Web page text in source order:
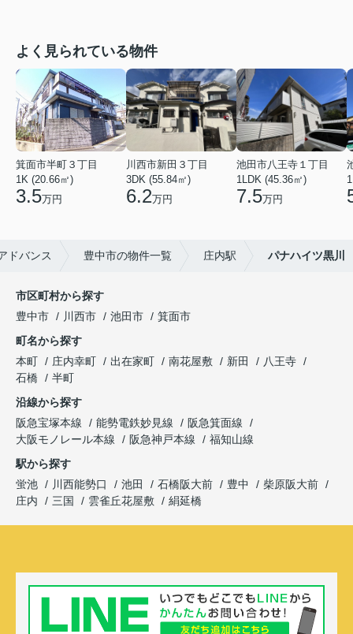
よく見られている物件
箕面市半町３丁目
1K (20.66㎡)
3.5万円
川西市新田３丁目
3DK (55.84㎡)
6.2万円
池田市八王寺１丁目
1LDK (45.36㎡)
7.5万円
ドバンス 豊中市の物件一覧 庄内駅 パナハイツ黒川
市区町村から探す
豊中市
川西市 池田市
箕面市
町名から探す
本町
庄内幸町 出在家町 南花屋敷 新田
八王寺
石橋
半町
沿線から探す
阪急宝塚本線
能勢電鉄妙見線
阪急箕面線
大阪モノレール本線
阪急神戸本線
福知山線
駅から探す
蛍池
川西能勢口 池田 石橋阪大前 豊中
柴原阪大前
庄内
三国 雲雀丘花屋敷 絹延橋